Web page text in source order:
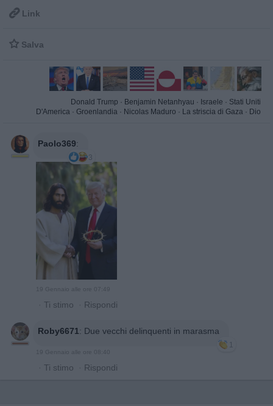
 Link
 Salva
Donald Trump · Benjamin Netanhyau · Israele · Stati Uniti
D'America · Groenlandia · Nicolas Maduro · La striscia di Gaza · Dio
Paolo369:
3
19 Gennaio alle ore 07:49
· Ti stimo · Rispondi
Roby6671: Due vecchi delinquenti in marasma
1
19 Gennaio alle ore 08:40
· Ti stimo · Rispondi